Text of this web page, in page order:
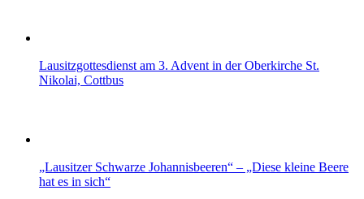
Lausitzgottesdienst am 3. Advent in der Oberkirche St.
Nikolai, Cottbus
„Lausitzer Schwarze Johannisbeeren“ – „Diese kleine Beere
hat es in sich“